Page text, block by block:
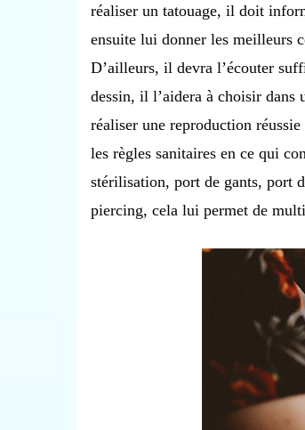
réaliser un tatouage, il doit
ensuite lui donner les meilleurs
D’ailleurs, il devra l’écouter
dessin, il l’aidera à choisir
réaliser une reproduction
les règles sanitaires en ce qui
stérilisation, port de gants, port
piercing, cela lui permet de